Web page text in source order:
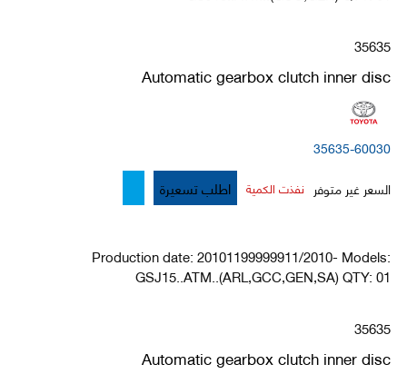
35635
Automatic gearbox clutch inner disc
35635-60030
السعر غير متوفر نفذت الكمية اطلب تسعيرة
Production date: 20101199999911/2010- Models:
GSJ15..ATM..(ARL,GCC,GEN,SA) QTY: 01
35635
Automatic gearbox clutch inner disc